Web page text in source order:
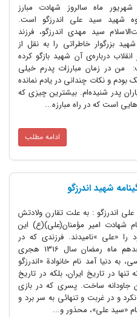
ماه سالروز شهادت مبارز
شهید سید علی اندرزگو است.
سید مهدی اندرزگو، فرزند
بزرگوار خاطراتی را به نقل از
درباره‌ی آن شهید بازگو کرده
در زمان مبارزات پدرم خیلی
و نکات چندانی در یادم نمانده
پدر شنیده‌ام. بیشترین چیزی که
است که در راه مبارزه...
ادامه مطلب
شهید اندرزگو
اندرزگو : به علت تقارن ولادتش
شهادت امیر مؤمنان(علی)(ع) این
را «علی »نامیدند. فرزندی که در
هیجدهم ماه رمضان سال 1316 هجری
به دنیا آمد نام خانوادة «اندرزگو
تنها در تاریخ ایران، بلکه در تاریخ
جاودانه ساخت. پسری که در بازی
و در غربت و تنهائی به سر برد و
«سید علی»، محذور و...